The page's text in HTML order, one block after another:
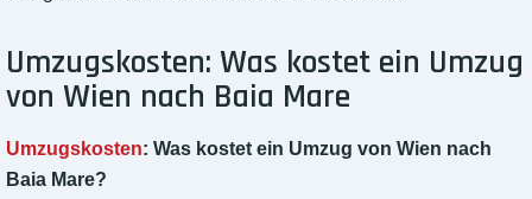
Umzugskosten: Was kostet ein Umzug
von Wien nach Baia Mare
Umzugskosten: Was kostet ein Umzug von Wien nach
Baia Mare?